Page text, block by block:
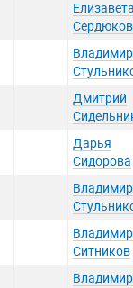
Владимир
Дмитрий
Дарья
Сидорова
Владимир
Владимир
Ситников
Владимир